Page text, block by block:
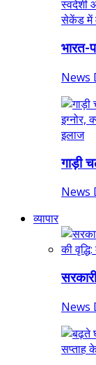
भारत-
News
गाड़ी
News
व्यापार
News